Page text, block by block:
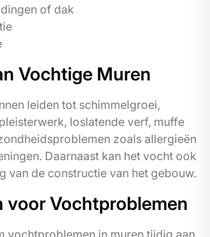
of dak
Vochtige Muren
leiden tot schimmelgroei,
loslatende verf, muffe
zoals allergieën
Daarnaast kan het vocht ook
van de constructie van het gebouw.
voor Vochtproblemen
vochtproblemen in muren tijdig aan